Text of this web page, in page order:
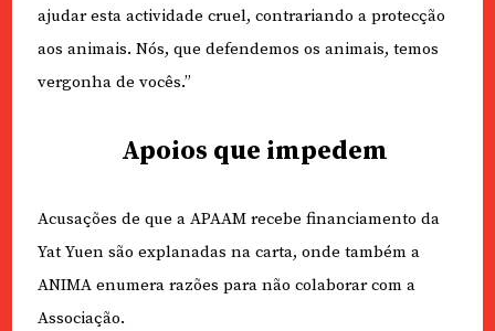
ajudar esta actividade cruel, contrariando a protecção
aos animais. Nós, que defendemos os animais, temos
vergonha de vocês.”
Apoios que impedem
Acusações de que a APAAM recebe financiamento da
Yat Yuen são explanadas na carta, onde também a
ANIMA enumera razões para não colaborar com a
Associação.